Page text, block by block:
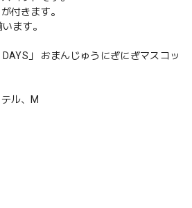
付きます。
ます。
」 おまんじゅうにぎにぎマスコッ
ル、M